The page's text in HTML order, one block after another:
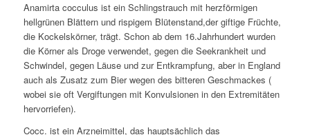
Anamirta cocculus ist ein Schlingstrauch mit herzförmigen
hellgrünen Blättern und rispigem Blütenstand,der giftige Früchte,
die Kockelskörner, trägt. Schon ab dem 16.Jahrhundert wurden
die Körner als Droge verwendet, gegen die Seekrankheit und
Schwindel, gegen Läuse und zur Entkrampfung, aber in England
auch als Zusatz zum Bier wegen des bitteren Geschmackes (
wobei sie oft Vergiftungen mit Konvulsionen in den Extremitäten
hervorriefen).
Cocc. ist ein Arzneimittel, das hauptsächlich das